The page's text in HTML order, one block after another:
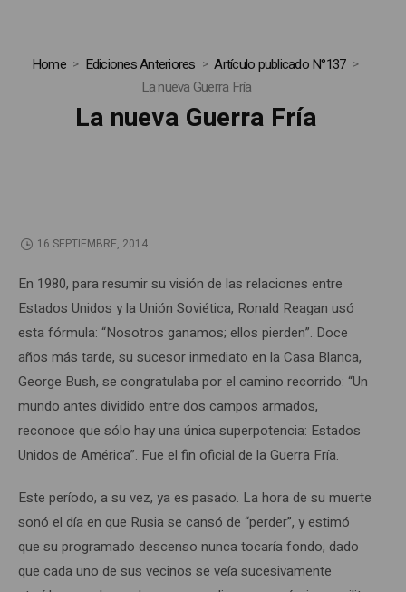
Home Ediciones Anteriores
Artículo publicado N°137
La nueva Guerra Fría
La nueva Guerra Fría
16 SEPTIEMBRE, 2014
En 1980, para resumir su visión de las relaciones entre
Estados Unidos y la Unión Soviética, Ronald Reagan usó
esta fórmula: “Nosotros ganamos; ellos pierden”. Doce
años más tarde, su sucesor inmediato en la Casa Blanca,
George Bush, se congratulaba por el camino recorrido: “Un
mundo antes dividido entre dos campos armados,
reconoce que sólo hay una única superpotencia: Estados
Unidos de América”. Fue el fin oficial de la Guerra Fría.
Este período, a su vez, ya es pasado. La hora de su muerte
sonó el día en que Rusia se cansó de “perder”, y estimó
que su programado descenso nunca tocaría fondo, dado
que cada uno de sus vecinos se veía sucesivamente